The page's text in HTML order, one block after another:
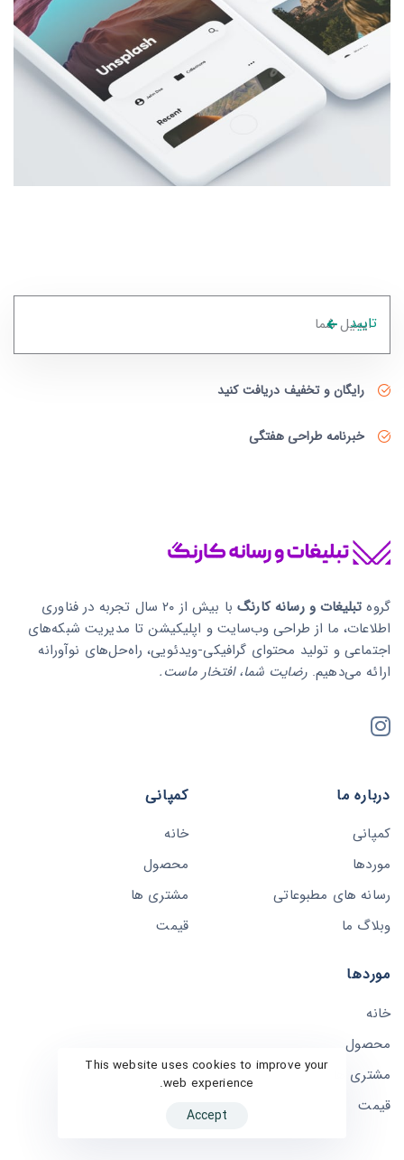
تایید
رایگان و تخفیف دریافت کنید
خبرنامه طراحی هفتگی
گروه تبلیغات و رسانه کارنگ
با بیش از ۲۰ سال تجربه در فناوری
اطلاعات، ما از طراحی وب‌سایت و اپلیکیشن تا مدیریت شبکه‌های
اجتماعی و تولید محتوای گرافیکی-ویدئویی، راه‌حل‌های نوآورانه
ارائه می‌دهیم.رضایت شما، افتخار ماست.
درباره ما
کمپانی
موردها
رسانه های مطبوعاتی
وبلاگ ما
کمپانی
خانه
محصول
مشتری ها
قیمت
موردها
خانه
محصول
مشتری ها
قیمت
This website uses cookies to improve your
web experience.
Accept